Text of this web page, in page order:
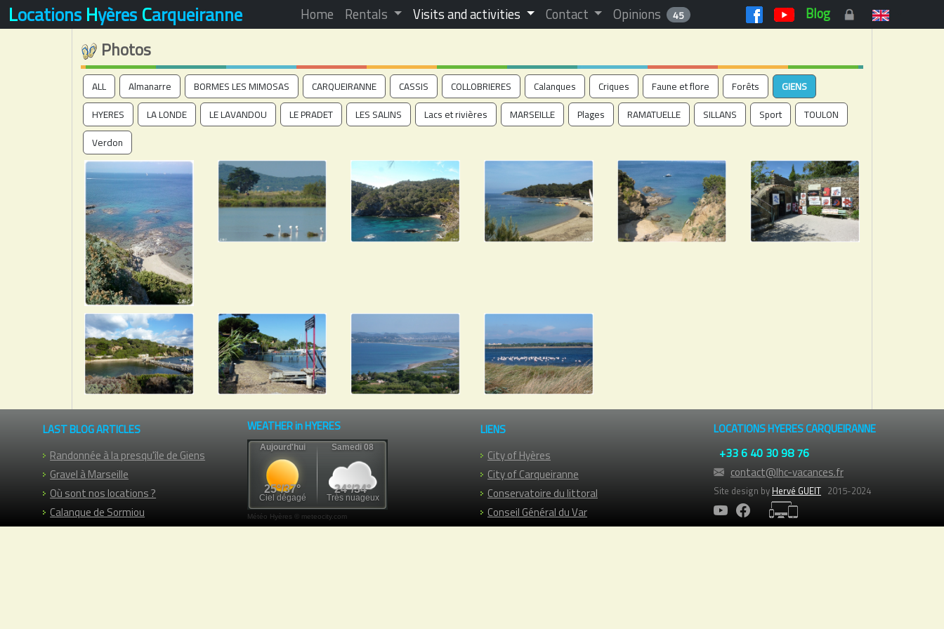
Locations Hyères Carqueiranne Home Rentals Visits and activities Contact Opinions 45 Blog
Photos
ALL Almanarre BORMES LES MIMOSAS CARQUEIRANNE CASSIS COLLOBRIERES Calanques Criques Faune et flore Forêts
GIENS
HYERES
LA LONDE LE LAVANDOU LE PRADET LES SALINS Lacs et rivières MARSEILLE Plages RAMATUELLE SILLANS Sport
TOULON
Verdon
LAST BLOG ARTICLES
Randonnée à la presqu'île de Giens
Gravel à Marseille
Où sont nos locations ?
Calanque de Sormiou
WEATHER in HYERES
Météo Hyères © meteocity.com
LIENS
City of Hyères
City of Carqueiranne
Conservatoire du littoral
Conseil Général du Var
LOCATIONS HYERES CARQUEIRANNE
+33 6 40 30 98 76
contact@lhc-vacances.fr
Site design by Hervé GUEIT 2015-2024